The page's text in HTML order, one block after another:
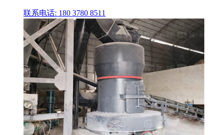
联系电话: 180 3780 8511